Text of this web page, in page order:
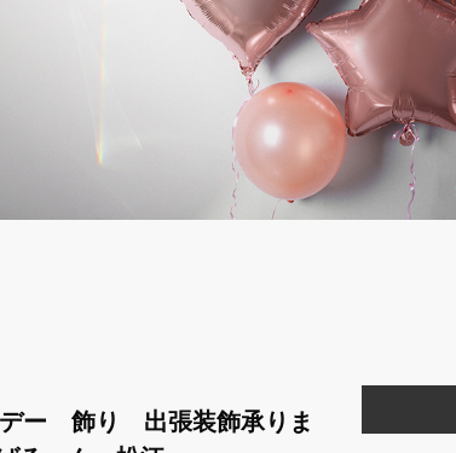
ー 飾り 出張装飾承りま